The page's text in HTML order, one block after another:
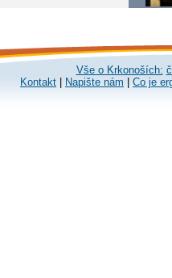
Vše o Krkonoších:
Kontakt
Napište nám Co je